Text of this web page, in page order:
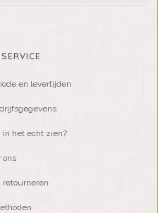
en levertijden
in het echt zien?
ons
retourneren